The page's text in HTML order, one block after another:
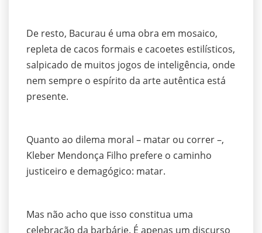
De resto, Bacurau é uma obra em mosaico,
repleta de cacos formais e cacoetes estilísticos,
salpicado de muitos jogos de inteligência, onde
nem sempre o espírito da arte autêntica está
presente.
Quanto ao dilema moral – matar ou correr –,
Kleber Mendonça Filho prefere o caminho
justiceiro e demagógico: matar.
Mas não acho que isso constitua uma
celebração da barbárie. É apenas um discurso